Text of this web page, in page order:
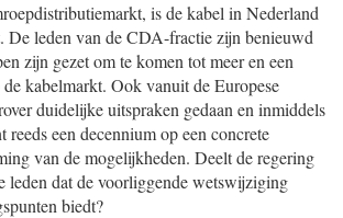
is de kabel in Nederland
De leden van de CDA-fractie zijn benieuwd
zijn gezet om te komen tot meer en een
kabelmarkt. Ook vanuit de Europese
duidelijke uitspraken gedaan en inmiddels
reeds een decennium op een concrete
van de mogelijkheden. Deelt de regering
leden dat de voorliggende wetswijziging
biedt?